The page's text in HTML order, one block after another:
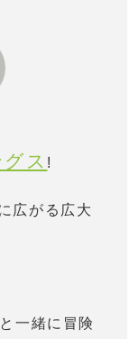
ス !
広がる広大
と一緒に冒険